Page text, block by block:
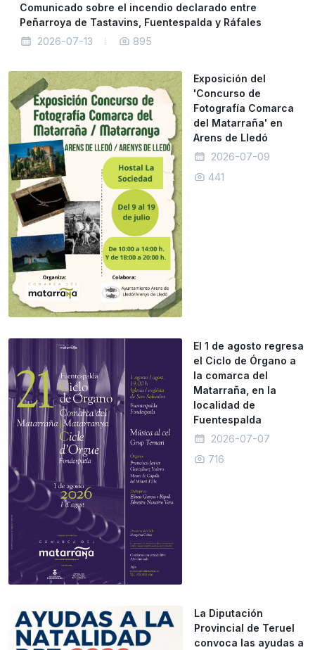
Comunicado sobre el incendio declarado entre
Peñarroya de Tastavins, Fuentespalda y Ráfales
2026-07-13
895
Exposición del
'Concurso de
Fotografía Comarca
del Matarraña' en
Arens de Lledó
2026-07-09
441
El 1 de agosto regresa
el Ciclo de Órgano a
la comarca del
Matarraña, en la
localidad de
Fuentespalda
2026-07-07
716
La Diputación
Provincial de Teruel
convoca las ayudas a